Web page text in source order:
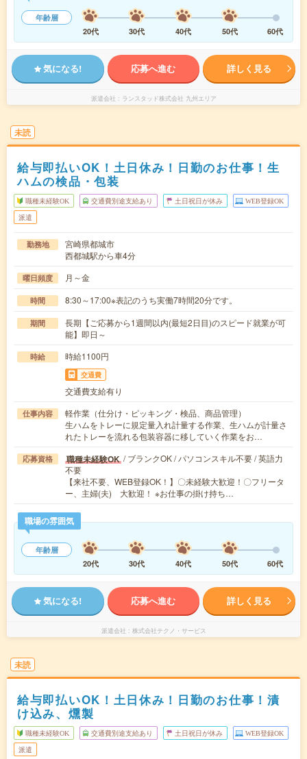
年齢層
20代
30代 40代 50代 60代
気になる! 応募へ進む 詳しく見る
派遣会社 ランスタッド株式会社 九州エリア
未読
給与即払いOK！土日休み！日勤のお仕事！生
ハムの検品・包装
職種未経験OK 交通費別途支給あり 土日祝日が休み WEB登録OK
派遣
勤務地
宮崎県都城市
西都城駅から車4分
曜日頻度 月～金
時間 8:30～17:00※表記のうち実働7時間20分です。
期間
長期【ご応募から1週間以内(最短2日目)のスピード就業が可
能】即日～
時給 時給1100円
交通費
交通費支給有り
仕事内容
軽作業（仕分け・ピッキング・検品、商品管理）
生ハムをトレーに規定量入れ計量する作業、生ハムが計量さ
れたトレーを流れる包装容器に移していく作業をお…
応募資格 職種未経験OK / ブランクOK / パソコンスキル不要 / 英語力
不要
【来社不要、WEB登録OK！】〇未経験大歓迎！〇フリータ
ー、主婦(夫) 大歓迎！ ※お仕事の掛け持ち…
職場の雰囲気
年齢層
20代
30代 40代 50代 60代
気になる! 応募へ進む 詳しく見る
派遣会社 株式会社テクノ・サービス
未読
給与即払いOK！土日休み！日勤のお仕事！漬
け込み、燻製
職種未経験OK 交通費別途支給あり 土日祝日が休み WEB登録OK
派遣